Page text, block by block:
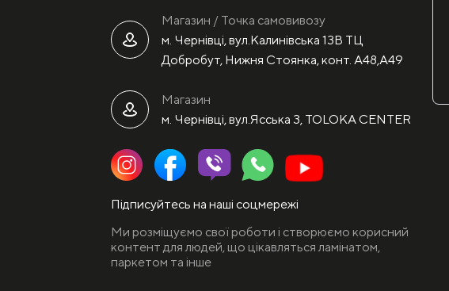
Магазин / Точка самовивозу
м. Чернівці, вул.Калинівська 13В ТЦ
Добробут, Нижня Стоянка, конт. А48,А49
Магазин
м. Чернівці, вул.Ясська 3, TOLOKA CENTER
Підписуйтесь на наші соцмережі
Ми розміщуємо свої роботи і створюємо корисний
контент для людей, що цікавляться ламінатом,
паркетом та інше